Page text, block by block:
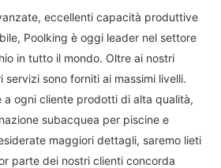
eccellenti capacità produttive
Poolking è oggi leader nel settore
in tutto il mondo. Oltre ai nostri
sono forniti ai massimi livelli.
a ogni cliente prodotti di alta qualità,
subacquea per piscine e
maggiori dettagli, saremo lieti
parte dei nostri clienti concorda